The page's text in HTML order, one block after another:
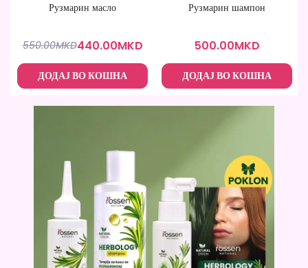
Рузмарин масло
550.00MKD440.00MKD
ДОДАЈ ВО КОШНА
Рузмарин шампон
500.00MKD
ДОДАЈ ВО КОШНА